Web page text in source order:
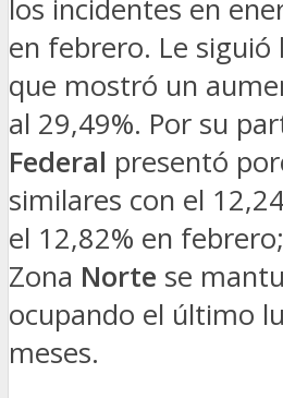
los incidentes en
en febrero. Le siguió
que mostró un
al 29,49%. Por su
Federal presentó
similares con el
el 12,82% en
Zona Norte se
ocupando el último
meses.